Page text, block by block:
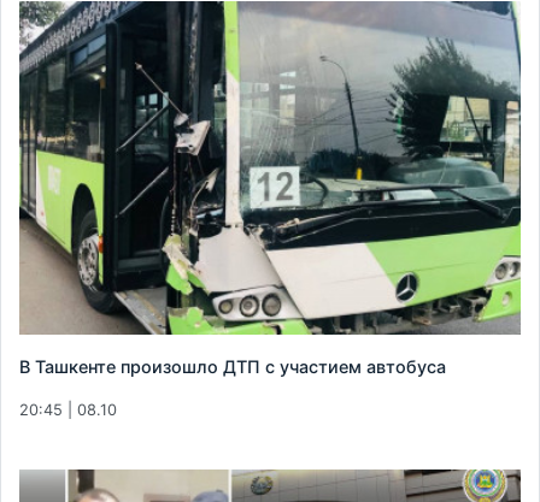
В Ташкенте произошло ДТП с участием автобуса
20:45 | 08.10